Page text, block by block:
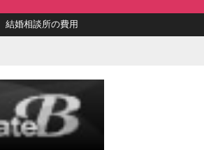
結婚相談所の費用